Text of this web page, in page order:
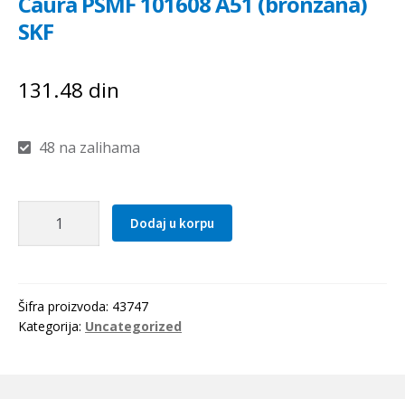
SKF
131.48 din
48 na zalihama
(bronzana)
SKF
Dodaj u korpu
Šifra proizvoda: 43747
Kategorija: Uncategorized